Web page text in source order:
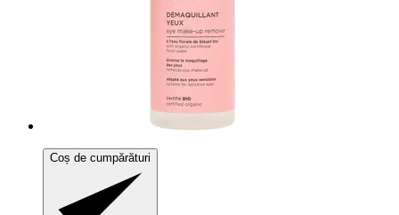
Coș de cumpărături